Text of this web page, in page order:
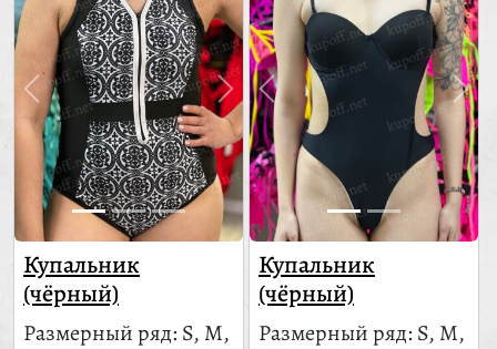
Купальник
(чёрный)
Размерный ряд: S, M,
Купальник
(чёрный)
Размерный ряд: S, M,